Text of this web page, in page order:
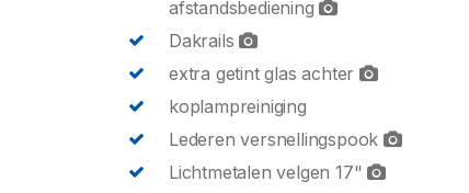
afstandsbediening
Dakrails
extra getint glas achter
koplampreiniging
Lederen versnellingspook
Lichtmetalen velgen 17"